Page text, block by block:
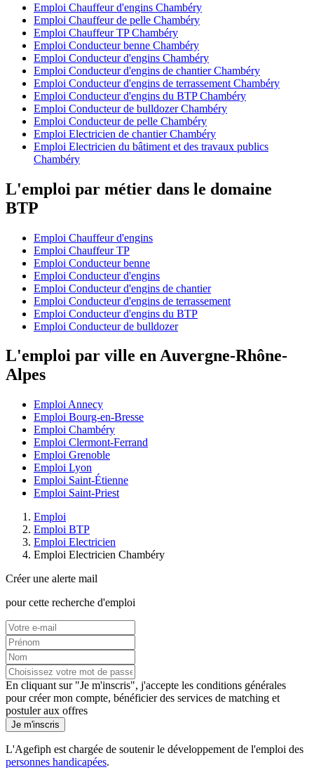
Emploi Chauffeur d'engins Chambéry
Emploi Chauffeur de pelle Chambéry
Emploi Chauffeur TP Chambéry
Emploi Conducteur benne Chambéry
Emploi Conducteur d'engins Chambéry
Emploi Conducteur d'engins de chantier Chambéry
Emploi Conducteur d'engins de terrassement Chambéry
Emploi Conducteur d'engins du BTP Chambéry
Emploi Conducteur de bulldozer Chambéry
Emploi Conducteur de pelle Chambéry
Emploi Electricien de chantier Chambéry
Emploi Electricien du bâtiment et des travaux publics
Chambéry
L'emploi par métier dans le domaine
BTP
Emploi Chauffeur d'engins
Emploi Chauffeur TP
Emploi Conducteur benne
Emploi Conducteur d'engins
Emploi Conducteur d'engins de chantier
Emploi Conducteur d'engins de terrassement
Emploi Conducteur d'engins du BTP
Emploi Conducteur de bulldozer
L'emploi par ville en Auvergne-Rhône-
Alpes
Emploi Annecy
Emploi Bourg-en-Bresse
Emploi Chambéry
Emploi Clermont-Ferrand
Emploi Grenoble
Emploi Lyon
Emploi Saint-Étienne
Emploi Saint-Priest
Emploi
Emploi BTP
Emploi Electricien
Emploi Electricien Chambéry
Créer une alerte mail
pour cette recherche d'emploi
En cliquant sur "Je m'inscris", j'accepte les conditions générales
pour créer mon compte, bénéficier des services de matching et
postuler aux offres
Je m'inscris
L'Agefiph est chargée de soutenir le développement de l'emploi des
personnes handicapées.